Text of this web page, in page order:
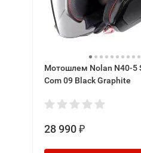
Мотошлем Nolan N40-5
Com 09 Black Graphite
28 990 ₽